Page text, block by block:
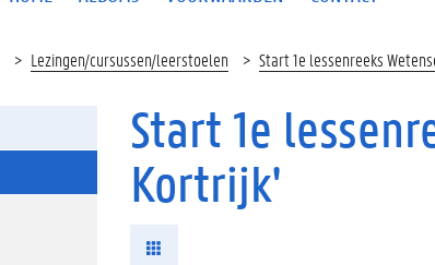
Lezingen/cursussen/leerstoelen Start 1e lessenreeks
Start 1e
Kortrijk'